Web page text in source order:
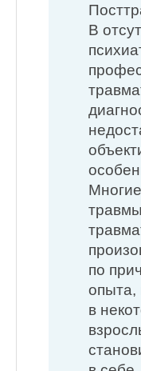
В
по
опыта,
в